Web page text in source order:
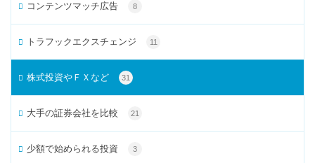
コンテンツマッチ広告 8
トラフックエクスチェンジ 11
株式投資やＦＸなど 31
大手の証券会社を比較 21
少額で始められる投資 3